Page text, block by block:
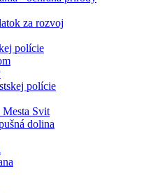
za rozvoj
polície
polície
Svit
dolina